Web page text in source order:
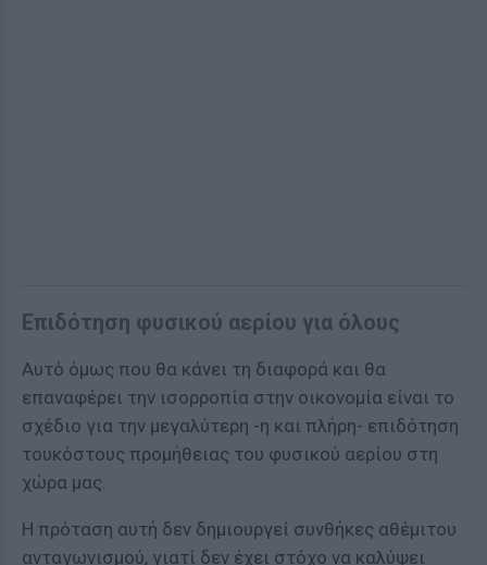
Επιδότηση φυσικού αερίου για όλους
Αυτό όμως που θα κάνει τη διαφορά και θα
επαναφέρει την ισορροπία στην οικονομία είναι το
σχέδιο για την μεγαλύτερη -η και πλήρη- επιδότηση
τουκόστους προμήθειας του φυσικού αερίου στη
χώρα μας.
Η πρόταση αυτή δεν δημιουργεί συνθήκες αθέμιτου
ανταγωνισμού, γιατί δεν έχει στόχο να καλύψει